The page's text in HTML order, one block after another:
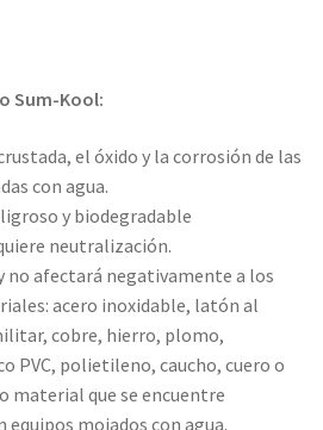
Sum-Kool:
el óxido y la corrosión de las
con agua.
y biodegradable
neutralización.
no afectará negativamente a los
acero inoxidable, latón al
cobre, hierro, plomo,
PVC, polietileno, caucho, cuero o
material que se encuentre
mojados con agua.